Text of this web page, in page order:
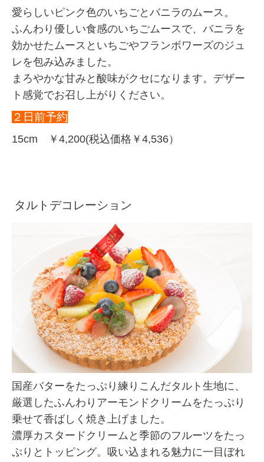
愛らしいピンク色のいちごとバニラのムース。
ふんわり優しい食感のいちごムースで、バニラを
効かせたムースといちごやフランボワーズのジュ
レを包み込みました。
まろやかな甘みと酸味がクセになります。デザー
ト感覚でお召し上がりください。
２日前予約
15cm ￥4,200(税込価格￥4,536）
タルトデコレーション
国産バターをたっぷり練りこんだタルト生地に、
厳選したふんわりアーモンドクリームをたっぷり
乗せて香ばしく焼き上げました。
濃厚カスタードクリームと季節のフルーツをたっ
ぷりとトッピング。吸い込まれる魅力に一目ぼれ